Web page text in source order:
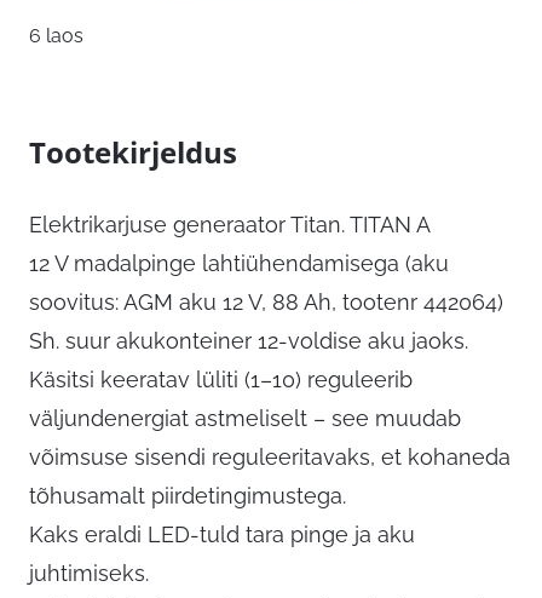
6 laos
Tootekirjeldus
Elektrikarjuse generaator Titan. TITAN A
12 V madalpinge lahtiühendamisega (aku
soovitus: AGM aku 12 V, 88 Ah, tootenr 442064)
Sh. suur akukonteiner 12-voldise aku jaoks.
Käsitsi keeratav lüliti (1–10) reguleerib
väljundenergiat astmeliselt – see muudab
võimsuse sisendi reguleeritavaks, et kohaneda
tõhusamalt piirdetingimustega.
Kaks eraldi LED-tuld tara pinge ja aku
juhtimiseks.